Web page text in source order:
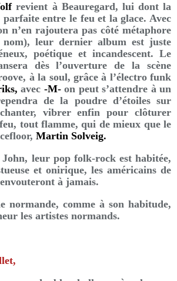
revient à Beauregard, lui dont la
parfaite entre le feu et la glace. Avec
n’en rajoutera pas côté métaphore
leur dernier album est juste
poétique et incandescent. Le
dès l’ouverture de la scène
à la soul, grâce à l’électro funk
avec -M-on peut s’attendre à un
de la poudre d’étoiles sur
vibrer enfin pour clôturer
tout flamme, qui de mieux que le
Martin Solveig.
leur pop folk-rock est habitée,
et onirique, les américains de
à jamais.
normande, comme à son habitude,
les artistes normands.